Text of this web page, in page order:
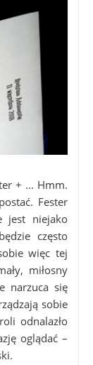
+ ... Hmm.
Fester
jest niejako
często
więc tej
miłosny
narzuca się
sobie
odnalazło
oglądać –